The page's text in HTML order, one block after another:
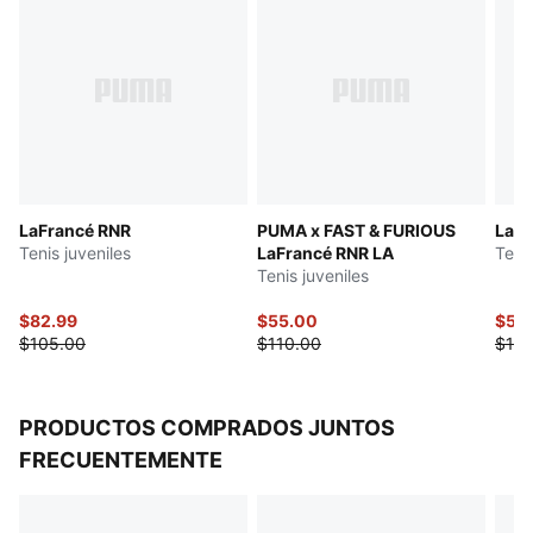
LaFrancé RNR
Tenis juveniles
$82.99
$105.00
PUMA x FAST & FURIOUS
LaFrancé RNR LA
Tenis juveniles
$55.00
$110.00
PRODUCTOS COMPRADOS JUNTOS
FRECUENTEMENTE